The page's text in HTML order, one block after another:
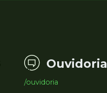
Ouvidoria
/ouvidoria